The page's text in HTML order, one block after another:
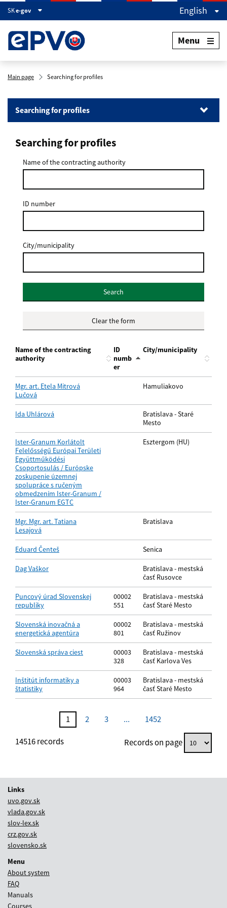
SKe-gov English
Menu
Main page Searching for profiles
Searching for profiles
Searching for orders
Searching for profiles
Name of the contracting authority
ID number
City/municipality
Search
Clear the form
Name of the contracting
authority
ID
numb
er
City/municipality
Mgr. art. Etela Mitrová
Lučová
Hamuliakovo
Ida Uhlárová
Bratislava - Staré
Mesto
Ister-Granum Korlátolt
Felelősségű Európai Területi
Együttműködési
Csoportosulás / Európske
zoskupenie územnej
spolupráce s ručeným
obmedzením Ister-Granum /
Ister-Granum EGTC
Esztergom (HU)
Mgr. Mgr. art. Tatiana
Lesajová
Bratislava
Eduard Čenteš Senica
Dag Vaškor
Bratislava - mestská
časť Rusovce
Puncový úrad Slovenskej
republiky
00002
551
Bratislava - mestská
časť Staré Mesto
Slovenská inovačná a
energetická agentúra
00002
801
Bratislava - mestská
časť Ružinov
Slovenská správa ciest
00003
328
Bratislava - mestská
časť Karlova Ves
Inštitút informatiky a
štatistiky
00003
964
Bratislava - mestská
časť Staré Mesto
No records matching the specified search criteria were found.
14516records
1 2 3 ... 1452
Records on page
Links
uvo.gov.sk
vlada.gov.sk
slov-lex.sk
crz.gov.sk
slovensko.sk
Menu
About system
FAQ
Manuals
Courses